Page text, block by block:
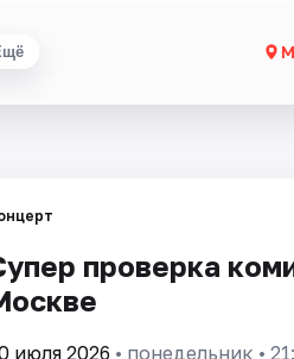
проверка
июля 2026 • понедельник •